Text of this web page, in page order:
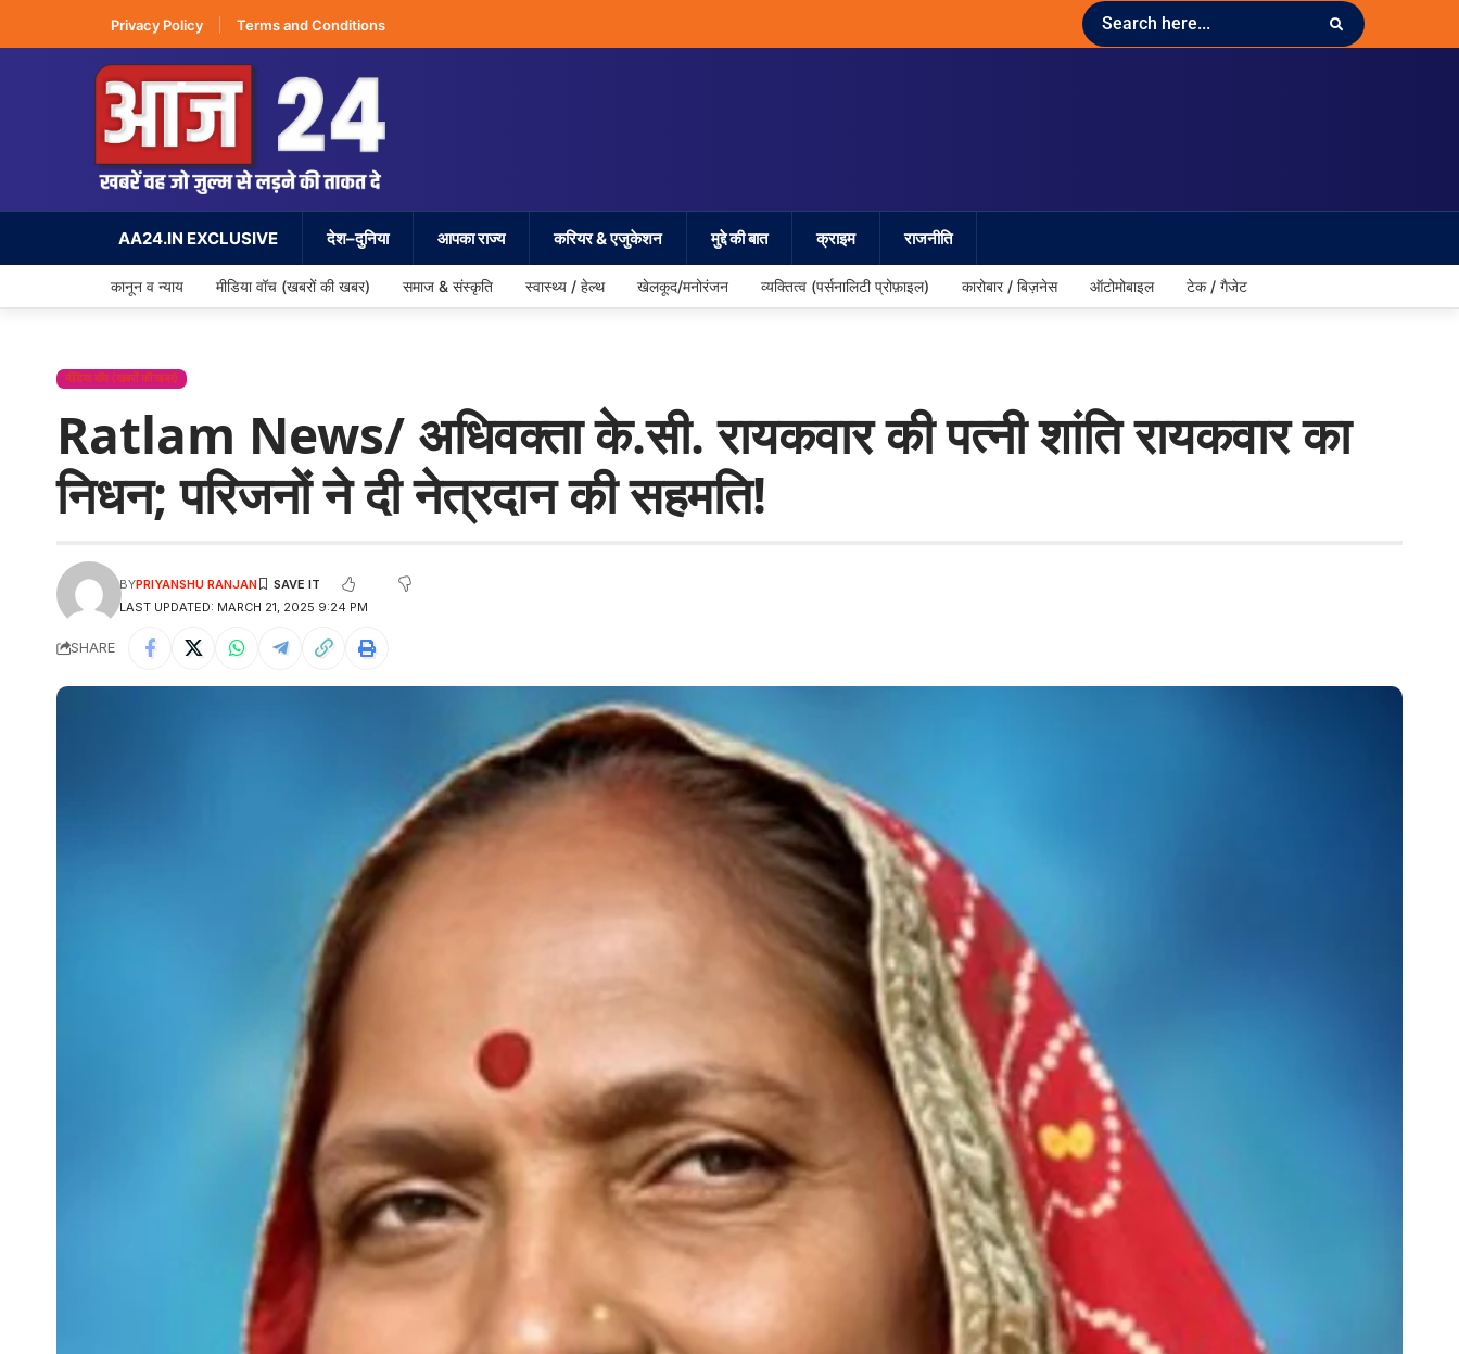
Privacy Policy Terms and Conditions
AA24.IN EXCLUSIVE देश–दुनिया आपका राज्य करियर & एजुकेशन मुद्दे की बात क्राइम राजनीति
कानून व न्याय मीडिया वॉच (खबरों की खबर) समाज & संस्कृति स्वास्थ्य / हेल्थ खेलकूद/मनोरंजन व्यक्तित्व (पर्सनालिटी प्रोफ़ाइल) कारोबार / बिज़नेस ऑटोमोबाइल टेक / गैजेट
मीडिया वॉच (खबरों की खबर)
Ratlam News/ अधिवक्ता के.सी. रायकवार की पत्नी शांति रायकवार का
निधन; परिजनों ने दी नेत्रदान की सहमति!
LAST UPDATED: MARCH 21, 2025 9:24 PM
BYPRIYANSHU RANJAN
SHARE